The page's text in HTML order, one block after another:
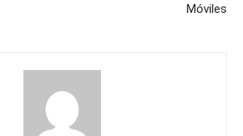
Móviles